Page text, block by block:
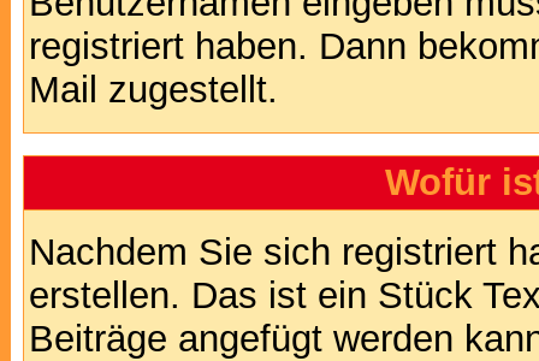
registriert haben. Dann
Mail zugestellt.
Wofür
Nachdem Sie sich registriert
erstellen. Das ist ein Stück
Beiträge angefügt werden